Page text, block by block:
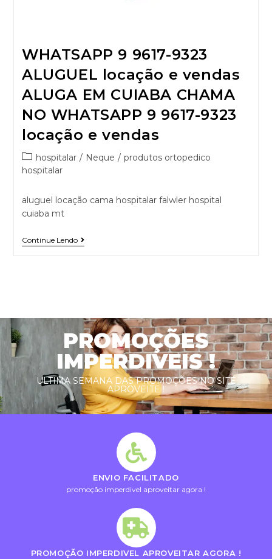
WHATSAPP 9 9617-9323
ALUGUEL locação e vendas
ALUGA EM CUIABA CHAMA
NO WHATSAPP 9 9617-9323
locação e vendas
hospitalar / Neque / produtos ortopedico
hospitalar
aluguel locação cama hospitalar falwler hospital
cuiaba mt
Continue Lendo
PROMOÇÕES
IMPERDIVEIS !
ULTIMA SEMANA DAS PROMOÇÕES NO SITE
APROVEITE !
ENVIO FACILITADO
promoção imperdivel aproveitar agora !
PROMOÇÃO IMPERDIVEL APROVEITAR AGORA !